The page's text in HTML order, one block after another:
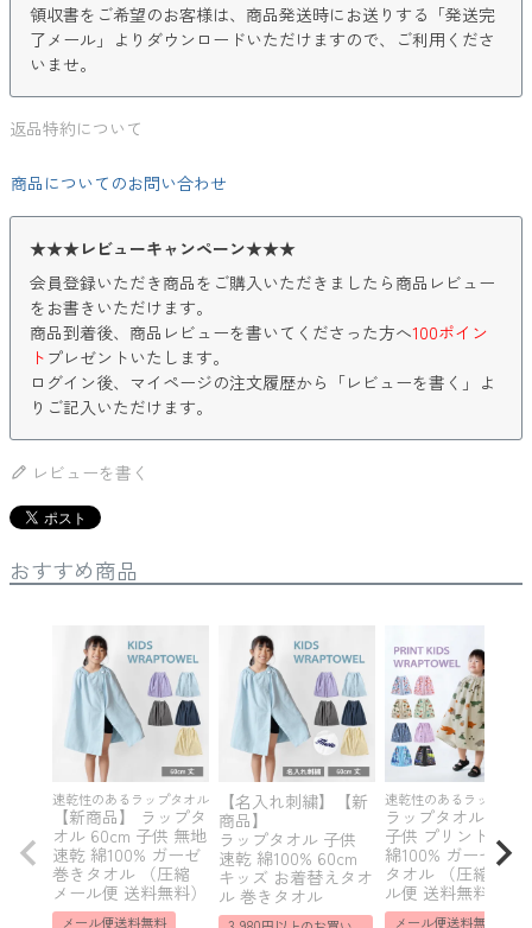
領収書をご希望のお客様は、商品発送時にお送りする「発送完
了メール」よりダウンロードいただけますので、ご利用くださ
いませ。
返品特約について
商品についてのお問い合わせ
★★★レビューキャンペーン★★★
会員登録いただき商品をご購入いただきましたら商品レビュー
をお書きいただけます。
商品到着後、商品レビューを書いてくださった方へ100ポイン
ト プレゼントいたします。
ログイン後、マイページの注文履歴から「レビューを書く」よ
りご記入いただけます。
レビューを書く
おすすめ商品
速乾性のあるラップタオル
【新商品】 ラップタ
オル 60cm 子供 無地
速乾 綿100% ガーゼ
巻きタオル （圧縮
メール便 送料無料）
メール便送料無料
【名入れ刺繍】【新
商品】
ラップタオル 子供
速乾 綿100% 60cm
キッズ お着替えタオ
ル 巻きタオル
速乾性のあるラップタオ
ラップタオル 60cm
子供 プリント 速乾
綿100% ガーゼ 巻き
タオル （圧縮 メー
ル便 送料無料）
メール便送料無料